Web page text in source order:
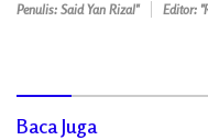
Penulis: Said Yan Rizal" Editor:
Baca Juga